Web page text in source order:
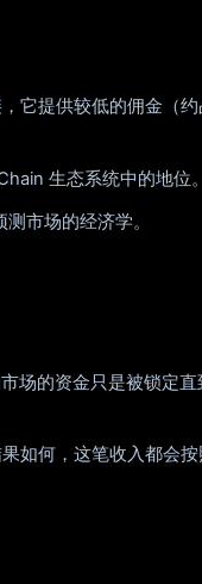
它提供较低的佣金（
生态系统中的地位。
市场的经济学。
场的资金只是被锁定
如何，这笔收入都会